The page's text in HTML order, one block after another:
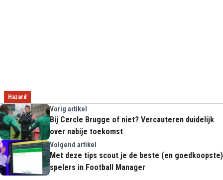
Hazard
Vorig artikel
Bij Cercle Brugge of niet? Vercauteren duidelijk
over nabije toekomst
Volgend artikel
Met deze tips scout je de beste (en goedkoopste)
spelers in Football Manager